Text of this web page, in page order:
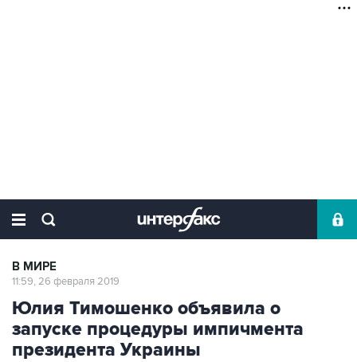
В МИРЕ
11:59, 26 февраля 2019
Юлия Тимошенко объявила о
запуске процедуры импичмента
президента Украины